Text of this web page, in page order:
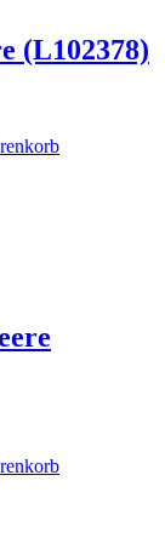
(L102378)